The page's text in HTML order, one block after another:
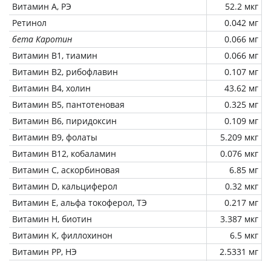
Витамин А, РЭ
52.2 мкг
Ретинол
0.042 мг
бета Каротин
0.066 мг
Витамин В1, тиамин
0.066 мг
Витамин В2, рибофлавин
0.107 мг
Витамин В4, холин
43.62 мг
Витамин В5, пантотеновая
0.325 мг
Витамин В6, пиридоксин
0.109 мг
Витамин В9, фолаты
5.209 мкг
Витамин В12, кобаламин
0.076 мкг
Витамин C, аскорбиновая
6.85 мг
Витамин D, кальциферол
0.32 мкг
Витамин Е, альфа токоферол, ТЭ
0.217 мг
Витамин Н, биотин
3.387 мкг
Витамин К, филлохинон
6.5 мкг
Витамин РР, НЭ
2.5331 мг